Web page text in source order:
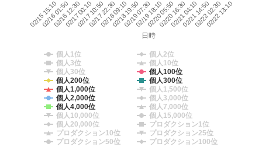
日時
02/15 15:10
02/16 01:50
02/16 12:30
02/17 00:10
02/17 10:50
02/17 22:30
02/18 09:10
02/18 19:50
02/19 07:30
02/19 18:10
02/20 05:50
02/20 16:30
02/21 04:10
02/21 14:50
02/22 02:30
02/22 13:10
個人1位
個人2位
個人3位
個人10位
個人30位
個人100位
個人200位
個人300位
個人1,000位
個人1,500位
個人2,000位
個人3,000位
個人4,000位
個人7,000位
個人10,000位
個人15,000位
個人20,000位
プロダクション1位
プロダクション10位
プロダクション25位
プロダクション50位
プロダクション100位